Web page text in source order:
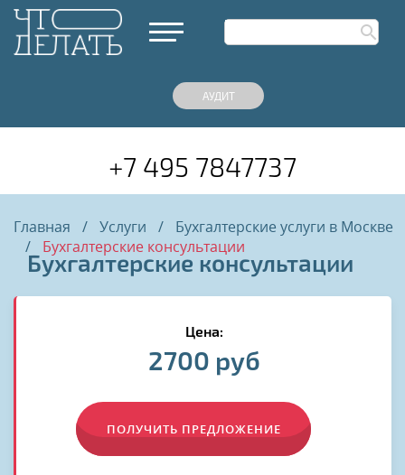
АУДИТ
+7 495 7847737
Главная / Услуги /
Бухгалтерские услуги в Москве
/
Бухгалтерские консультации
Бухгалтерские консультации
Цена:
2700 руб
ПОЛУЧИТЬ ПРЕДЛОЖЕНИЕ